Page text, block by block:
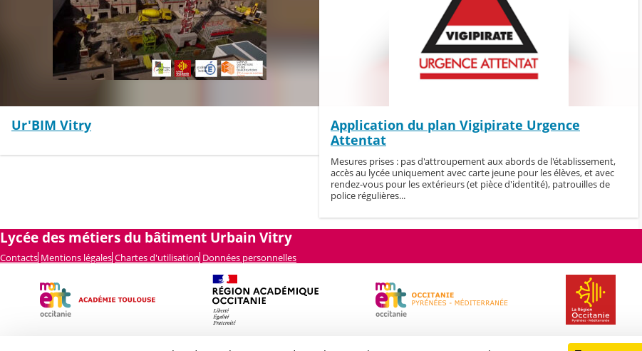
Ur'BIM Vitry
Application du plan Vigipirate Urgence
Attentat
Mesures prises : pas d'attroupement aux abords de l'établissement,
accès au lycée uniquement avec carte jeune pour les élèves, et avec
rendez-vous pour les extérieurs (et pièce d'identité), patrouilles de
police régulières...
Lycée des métiers du bâtiment Urbain Vitry
Contacts Mentions légales Chartes d'utilisation Données personnelles